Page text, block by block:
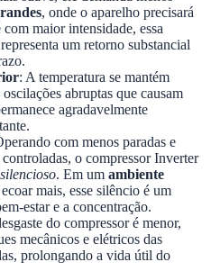
, onde o aparelho precisará
maior intensidade, essa
um retorno substancial
: A temperatura se mantém
abruptas que causam
agradavelmente
com menos paradas e
o compressor Inverter
. Em um ambiente
mais, esse silêncio é um
estar e a concentração.
do compressor é menor,
mecânicos e elétricos das
prolongando a vida útil do